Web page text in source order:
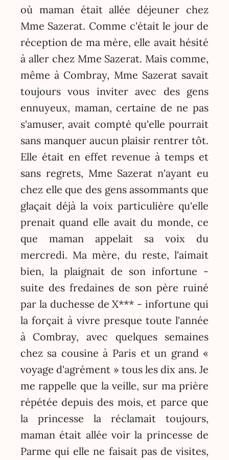
où maman était allée déjeuner chez
Mme Sazerat. Comme c'était le jour de
réception de ma mère, elle avait hésité
à aller chez Mme Sazerat. Mais comme,
même à Combray, Mme Sazerat savait
toujours vous inviter avec des gens
ennuyeux, maman, certaine de ne pas
s'amuser, avait compté qu'elle pourrait
sans manquer aucun plaisir rentrer tôt.
Elle était en effet revenue à temps et
sans regrets, Mme Sazerat n'ayant eu
chez elle que des gens assommants que
glaçait déjà la voix particulière qu'elle
prenait quand elle avait du monde, ce
que maman appelait sa voix du
mercredi. Ma mère, du reste, l'aimait
bien, la plaignait de son infortune -
suite des fredaines de son père ruiné
par la duchesse de X*** - infortune qui
la forçait à vivre presque toute l'année
à Combray, avec quelques semaines
chez sa cousine à Paris et un grand «
voyage d'agrément » tous les dix ans. Je
me rappelle que la veille, sur ma prière
répétée depuis des mois, et parce que
la princesse la réclamait toujours,
maman était allée voir la princesse de
Parme qui elle ne faisait pas de visites,